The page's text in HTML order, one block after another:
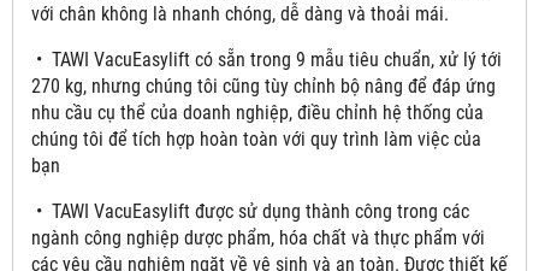
với chân không là nhanh chóng, dễ dàng và thoải mái.
• TAWI VacuEasylift có sẵn trong 9 mẫu tiêu chuẩn, xử lý tới
270 kg, nhưng chúng tôi cũng tùy chỉnh bộ nâng để đáp ứng
nhu cầu cụ thể của doanh nghiệp, điều chỉnh hệ thống của
chúng tôi để tích hợp hoàn toàn với quy trình làm việc của
bạn
• TAWI VacuEasylift được sử dụng thành công trong các
ngành công nghiệp dược phẩm, hóa chất và thực phẩm với
các yêu cầu nghiêm ngặt về vệ sinh và an toàn. Được thiết kế